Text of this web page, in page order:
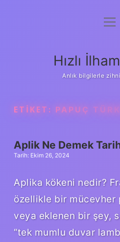
Yasal
Hızlı
Anlık bilgilerle
ETIKET: PAPUÇ
Aplik Ne Demek
Tarih: Ekim 26, 2024
Aplika kökeni nedir?
özellikle bir mücevher
veya eklenen bir şey,
“tek mumlu duvar